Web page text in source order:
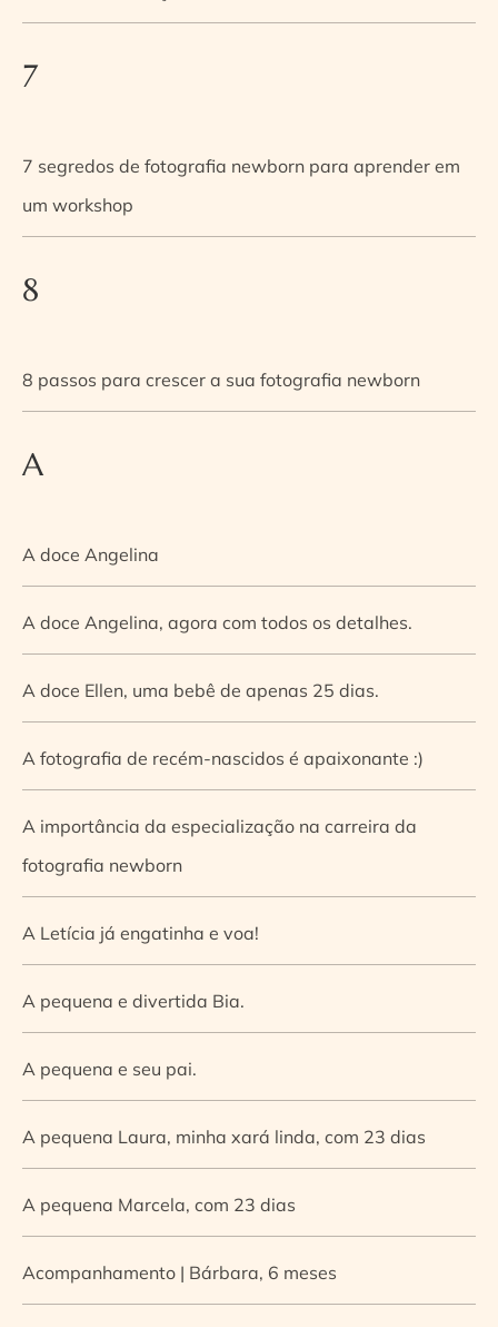
7
7 segredos de fotografia newborn para aprender em
um workshop
8
8 passos para crescer a sua fotografia newborn
A
A doce Angelina
A doce Angelina, agora com todos os detalhes.
A doce Ellen, uma bebê de apenas 25 dias.
A fotografia de recém-nascidos é apaixonante :)
A importância da especialização na carreira da
fotografia newborn
A Letícia já engatinha e voa!
A pequena e divertida Bia.
A pequena e seu pai.
A pequena Laura, minha xará linda, com 23 dias
A pequena Marcela, com 23 dias
Acompanhamento | Bárbara, 6 meses